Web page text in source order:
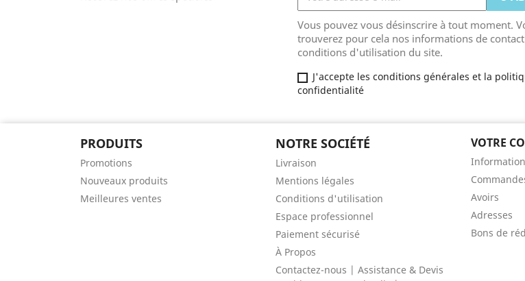
Vous pouvez vous désinscrire à tout moment.
trouverez pour cela nos informations de
conditions d'utilisation du site.
J'accepte les conditions générales et la
confidentialité
PRODUITS
Promotions
Nouveaux produits
Meilleures ventes
NOTRE SOCIÉTÉ
Livraison
Mentions légales
Conditions d'utilisation
Espace professionnel
Paiement sécurisé
À Propos
Contactez-nous | Assistance & Devis
VOTRE
Avoirs
Adresses
Bons de